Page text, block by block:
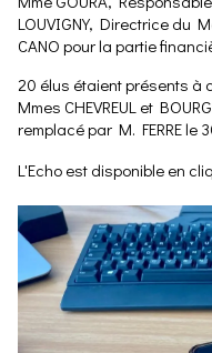
LOUVIGNY, Directrice du
CANO pour la partie
20 élus étaient présents à
Mmes CHEVREUL et
remplacé par M. FERRE le
L'Echo est disponible en